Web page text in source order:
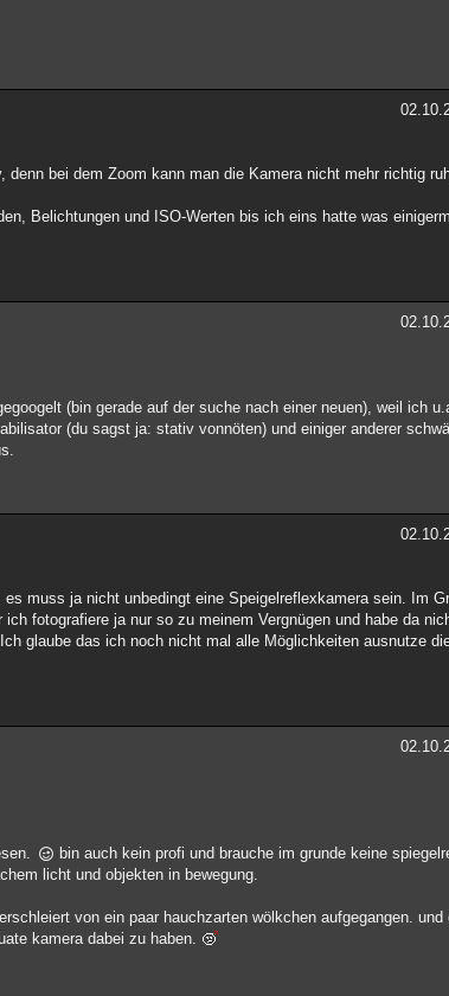
bei dem Zoom kann man die Kamera nicht mehr richtig
Belichtungen und ISO-Werten bis ich eins hatte was
(bin gerade auf der suche nach einer neuen), weil ich
(du sagst ja: stativ vonnöten) und einiger anderer
muss ja nicht unbedingt eine Speigelreflexkamera sein. Im
fotografiere ja nur so zu meinem Vergnügen und habe da
glaube das ich noch nicht mal alle Möglichkeiten ausnutze
bin auch kein profi und brauche im grunde keine
licht und objekten in bewegung.
von ein paar hauchzarten wölkchen aufgegangen. und
kamera dabei zu haben.